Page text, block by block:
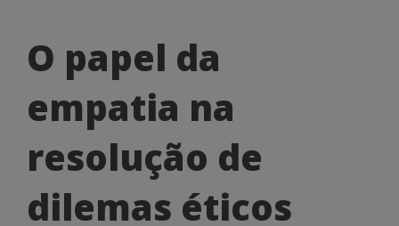
O
papel
da
empatia
na
resolução
O papel da
empatia na
resolução de
dilemas éticos